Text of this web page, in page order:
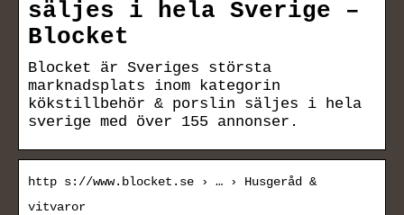
säljes i hela Sverige –
Blocket
Blocket är Sveriges största
marknadsplats inom kategorin
kökstillbehör & porslin säljes i hela
sverige med över 155 annonser.
http s://www.blocket.se › … › Husgeråd &
vitvaror